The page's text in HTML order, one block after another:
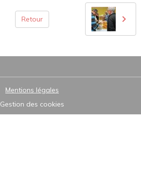
Retour
Mentions légales
Gestion des cookies